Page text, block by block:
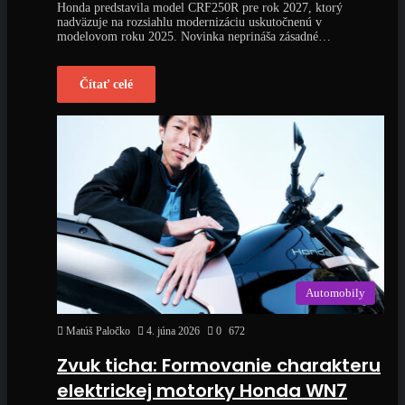
Honda predstavila model CRF250R pre rok 2027, ktorý
nadväzuje na rozsiahlu modernizáciu uskutočnenú v
modelovom roku 2025. Novinka neprináša zásadné…
Čítať celé
Automobily
Matúš Paločko 4. júna 2026 0 672
Zvuk ticha: Formovanie charakteru
elektrickej motorky Honda WN7